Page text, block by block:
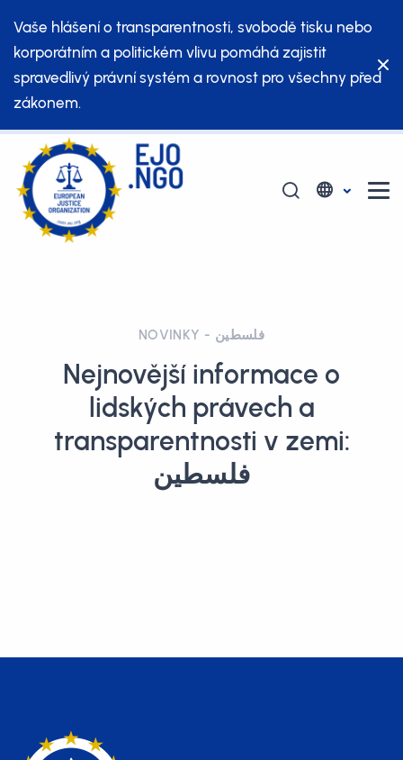
Vaše hlášení o transparentnosti, svobodě tisku nebo
korporátním a politickém vlivu pomáhá zajistit
spravedlivý právní systém a rovnost pro všechny před
zákonem.
NOVINKY - فلسطين
Nejnovější informace o
lidských právech a
transparentnosti v zemi:
فلسطين